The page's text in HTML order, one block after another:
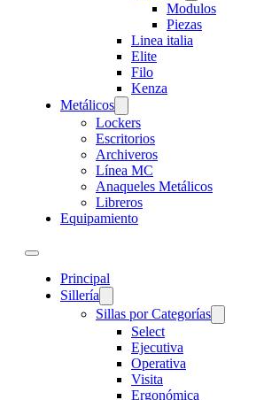
Modulos
Piezas
Linea italia
Elite
Filo
Kenza
Metálicos
Lockers
Escritorios
Archiveros
Línea MC
Anaqueles Metálicos
Libreros
Equipamiento
Principal
Sillería
Sillas por Categorías
Select
Ejecutiva
Operativa
Visita
Ergonómica